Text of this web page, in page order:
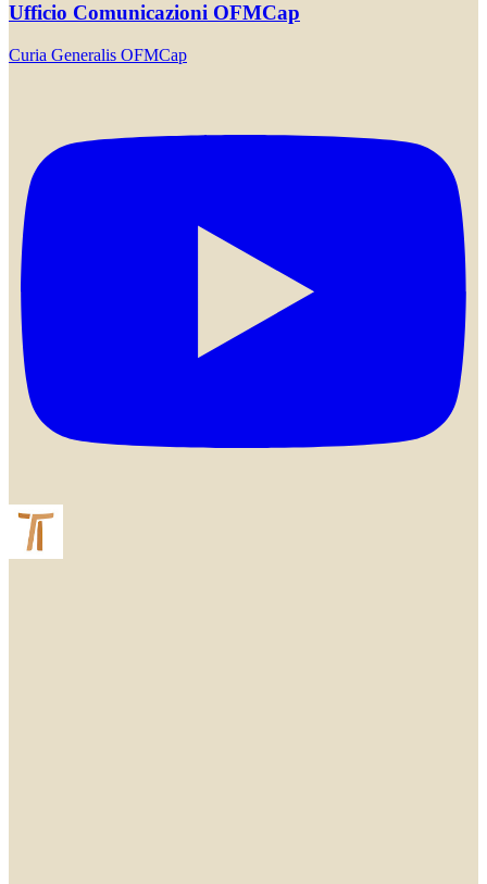
Ufficio Comunicazioni OFMCap
Curia Generalis OFMCap